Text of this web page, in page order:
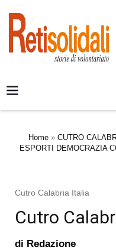
Home » CUTRO
ESPORTI DEMOCRAZIA
Cutro Calabria Italia
Cutro
di Redazione